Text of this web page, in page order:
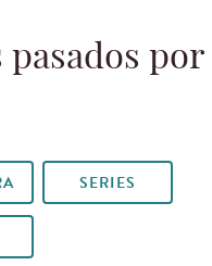
pasados por
SERIES